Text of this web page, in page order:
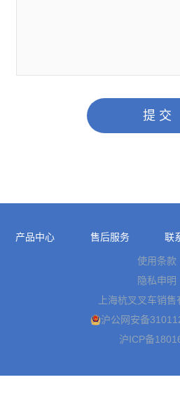
提 交
产品中心 售后服务 联
使用条款
隐私申明
上海杭叉叉车销售
沪公网安备
沪ICP备